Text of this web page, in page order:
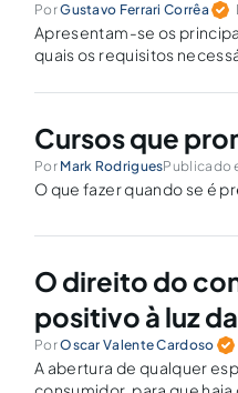
PorGustavo Ferrari Corrêa
Apresentam-se os
quais os requisitos
Cursos que
Por Mark RodriguesPublicado
O que fazer quando se é
O direito do
positivo à luz
PorOscar Valente Cardoso
A abertura de qualquer